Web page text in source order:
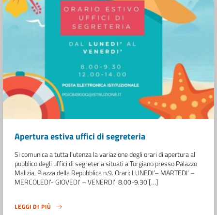
Apertura estiva uffici di segreteria
Si comunica a tutta l’utenza la variazione degli orari di apertura al
pubblico degli uffici di segreteria situati a Torgiano presso Palazzo
Malizia, Piazza della Repubblica n.9. Orari: LUNEDI’– MARTEDI’ –
MERCOLEDI’- GIOVEDI’ – VENERDI’ 8.00-9.30 […]
LEGGI DI PIÙ